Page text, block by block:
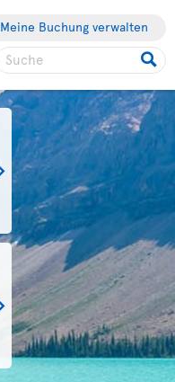
Meine Buchung verwalten